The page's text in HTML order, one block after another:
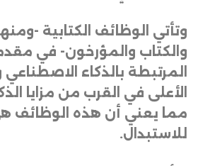
وتأتي الوظائف الكتابية -
والكتاب والمؤرخون- في
المرتبطة بالذكاء
الأعلى في القرب من مزايا
مما يعني أن هذه الوظائف
للاستبدال.